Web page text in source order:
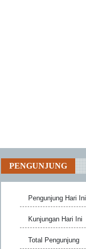
PENGUNJUNG
Pengunjung Hari Ini
Kunjungan Hari Ini
Total Pengunjung